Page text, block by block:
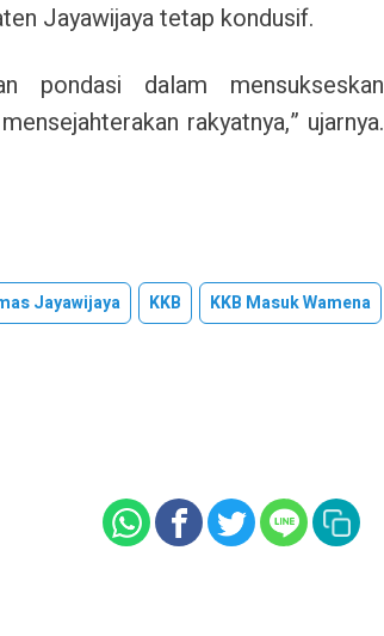
Jayawijaya tetap kondusif.
pondasi dalam mensukseskan
rakyatnya,” ujarnya.
Jayawijaya KKB
KKB Masuk Wamena